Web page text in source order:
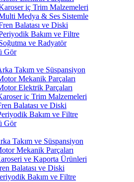
iç Trim Malzemeleri
Medya & Ses Sistemle
Balatası ve Diski
Bakım ve Filtre
ve Radyatör
Gör
Takım ve Süspansiyon
Mekanik Parçaları
Elektrik Parçaları
iç Trim Malzemeleri
Balatası ve Diski
Bakım ve Filtre
Gör
Takım ve Süspansiyon
Mekanik Parçaları
ve Kaporta Ürünleri
Balatası ve Diski
Bakım ve Filtre